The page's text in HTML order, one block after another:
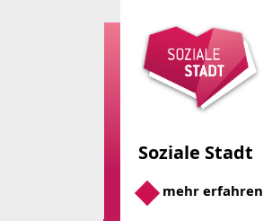
Soziale Stadt
mehr erfahren